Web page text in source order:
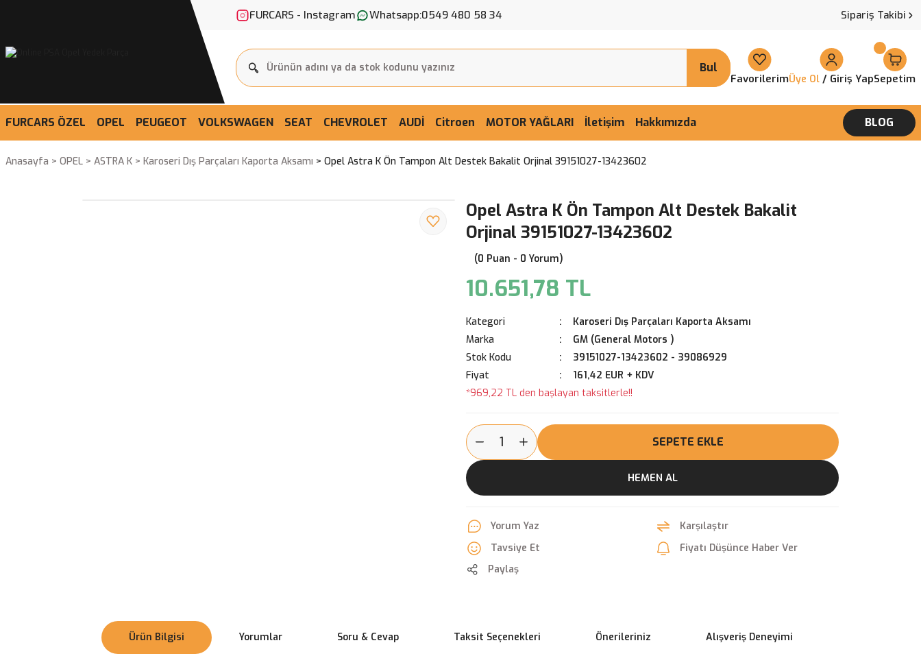
FURCARS - Instagram Whatsapp:0549 480 58 34 Sipariş Takibi
Bul
FavorilerimÜye Ol / Giriş YapSepetim
FURCARS ÖZEL OPEL PEUGEOT VOLKSWAGEN SEAT CHEVROLET AUDİ Citroen MOTOR YAĞLARI İletişim Hakkımızda BLOG
Anasayfa OPEL ASTRA K Karoseri Dış Parçaları Kaporta Aksamı Opel Astra K Ön Tampon Alt Destek Bakalit Orjinal 39151027-13423602
Opel Astra K Ön Tampon Alt Destek Bakalit
Orjinal 39151027-13423602
(0 Puan - 0 Yorum)
10.651,78 TL
Kategori
Karoseri Dış Parçaları Kaporta Aksamı
Marka
GM (General Motors )
Stok Kodu
39151027-13423602 - 39086929
Fiyat
161,42 EUR + KDV
*969,22 TL den başlayan taksitlerle!!
SEPETE EKLE
HEMEN AL
Yorum Yaz
Karşılaştır
Tavsiye Et
Fiyatı Düşünce Haber Ver
Paylaş
Ürün Bilgisi Yorumlar Soru & Cevap Taksit Seçenekleri Önerileriniz Alışveriş Deneyimi